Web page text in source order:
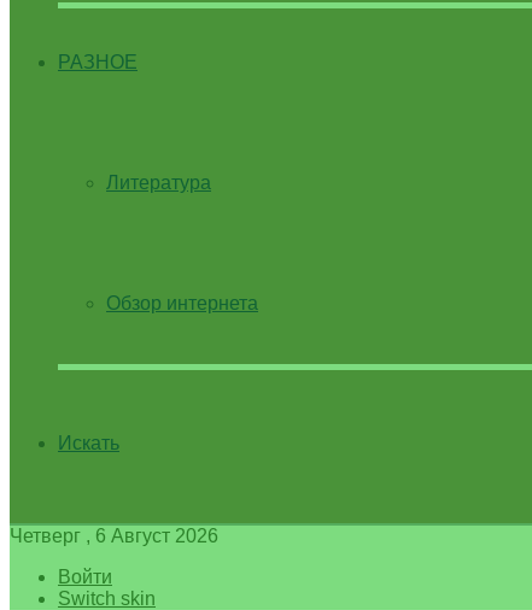
РАЗНОЕ
Литература
Обзор интернета
Искать
Четверг , 6 Август 2026
Войти
Switch skin